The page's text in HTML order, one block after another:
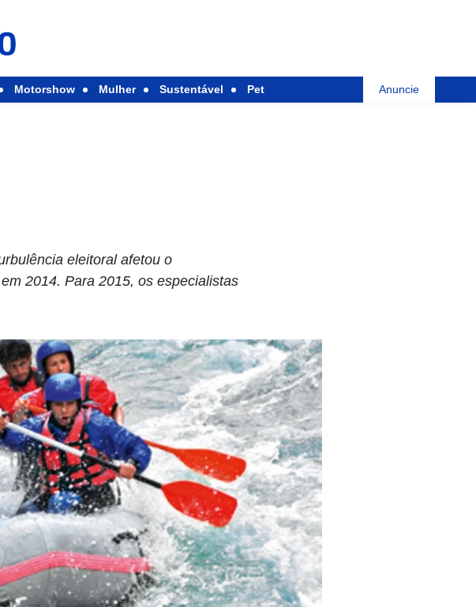
Motorshow Mulher Sustentável Pet Anuncie
eleitoral afetou o
2014. Para 2015, os especialistas